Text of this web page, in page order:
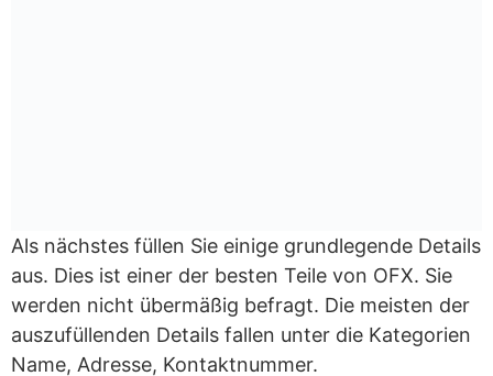
Als nächstes füllen Sie einige grundlegende Details
aus. Dies ist einer der besten Teile von OFX. Sie
werden nicht übermäßig befragt. Die meisten der
auszufüllenden Details fallen unter die Kategorien
Name, Adresse, Kontaktnummer.